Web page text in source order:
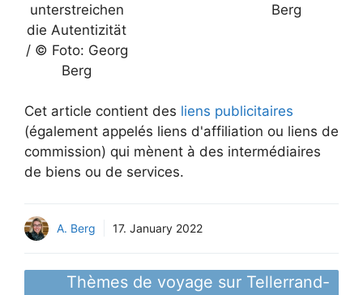
unterstreichen
die Autentizität
/ © Foto: Georg
Berg
Berg
Cet article contient des liens publicitaires
(également appelés liens d'affiliation ou liens de
commission) qui mènent à des intermédiaires
de biens ou de services.
A. Berg 17. January 2022
Thèmes de voyage sur Tellerrand-